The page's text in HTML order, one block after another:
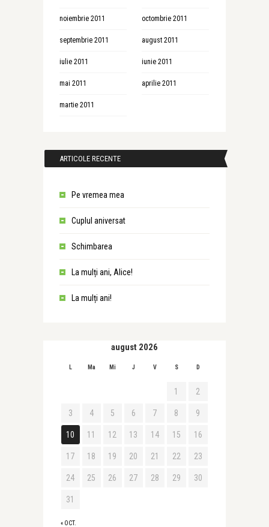
noiembrie 2011 octombrie 2011
septembrie 2011 august 2011
iulie 2011 iunie 2011
mai 2011 aprilie 2011
martie 2011
ARTICOLE RECENTE
Pe vremea mea
Cuplul aniversat
Schimbarea
La mulți ani, Alice!
La mulți ani!
august 2026
L Ma Mi J V S D
« OCT.
1 2
3 4 5 6 7 8 9
10 11 12 13 14 15 16
17 18 19 20 21 22 23
24 25 26 27 28 29 30
31